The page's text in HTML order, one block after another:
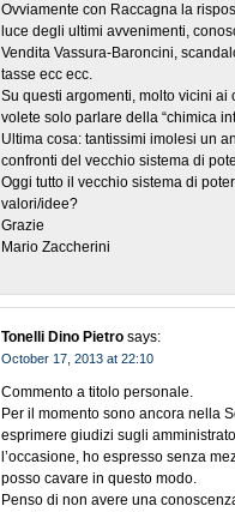
Ovviamente con Raccagna la
luce degli ultimi avvenimenti,
Vendita Vassura-Baroncini,
tasse ecc ecc.
Su questi argomenti, molto vicini
volete solo parlare della “chimica
Ultima cosa: tantissimi imolesi un
confronti del vecchio sistema di
Oggi tutto il vecchio sistema di
valori/idee?
Grazie
Mario Zaccherini
Tonelli Dino Pietro says:
October 17, 2013 at 22:10
Commento a titolo personale.
Per il momento sono ancora nella
esprimere giudizi sugli
l’occasione, ho espresso senza
posso cavare in questo modo.
Penso di non avere una